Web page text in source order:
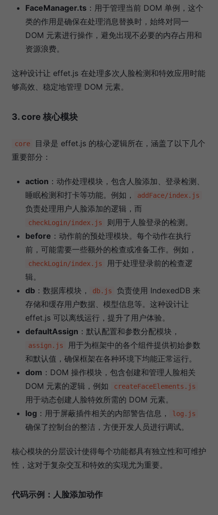
FaceManager.ts ：用于管理当前 DOM 单例，这个
类的作用是确保在处理消息替换时，始终对同一
DOM 元素进行操作，避免出现不必要的内存占用和
资源浪费。
这种设计让 effet.js 在处理多次人脸检测和特效应用时能
够高效、稳定地管理 DOM 元素。
3. core 核心模块
core
目录是 effet.js 的核心逻辑所在，涵盖了以下几个
重要部分：
action ：动作处理模块，包含人脸添加、登录检测、
睡眠检测和打卡等功能。例如，
addFace/index.js
负责处理用户人脸添加的逻辑，而
checkLogin/index.js
则用于人脸登录的检测。
before ：动作前的预处理模块。每个动作在执行
前，可能需要一些额外的检查或准备工作。例如，
checkLogin/index.js
用于处理登录前的检查逻
辑。
db ：数据库模块， db.js
负责使用 IndexedDB 来
存储和缓存用户数据、模型信息等。这种设计让
effet.js 可以离线运行，提升了用户体验。
defaultAssign ：默认配置和参数分配模块，
assign.js
用于为框架中的各个组件提供初始参数
和默认值，确保框架在各种环境下均能正常运行。
dom ：DOM 操作模块，包含创建和管理人脸相关
DOM 元素的逻辑，例如
createFaceElements.js
用于动态创建人脸特效所需的 DOM 元素。
log ：用于屏蔽插件相关的内部警告信息， log.js
确保了控制台的整洁，方便开发人员进行调试。
核心模块的分层设计使得每个功能都具有独立性和可维护
性，这对于复杂交互和特效的实现尤为重要。
代码示例：人脸添加动作